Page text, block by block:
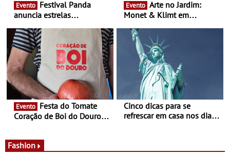
Evento
anuncia estrelas
- Entre Junho e Julho pelo
país
Evento
Monet & Klimt em
ao final de Setembro -
Experiência luminosa no
jardim do Museu de
Alberto Sampaio
Evento
Coração de Boi do Douro -
Cinco dicas para se
refrescar em casa nos dias
Fashion